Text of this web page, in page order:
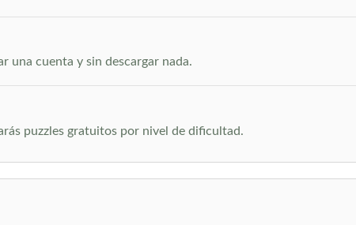
una cuenta y sin descargar nada.
puzzles gratuitos por nivel de dificultad.